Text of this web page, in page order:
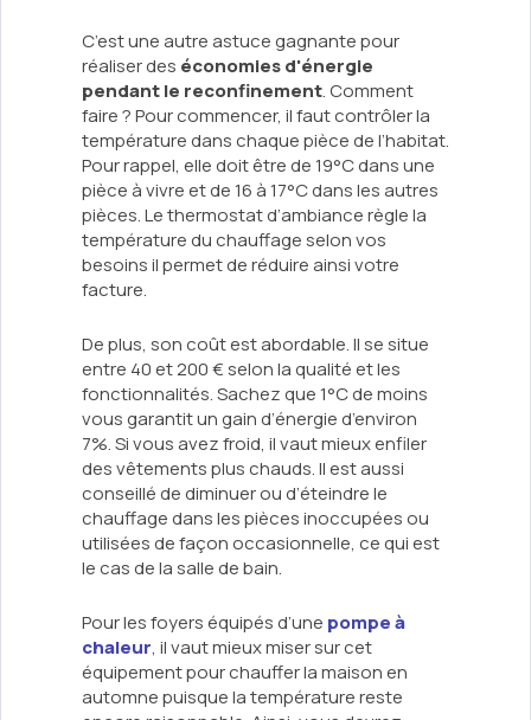
C’est une autre astuce gagnante pour
réaliser des économies d'énergie
pendant le reconfinement. Comment
faire ? Pour commencer, il faut contrôler la
température dans chaque pièce de l’habitat.
Pour rappel, elle doit être de 19°C dans une
pièce à vivre et de 16 à 17°C dans les autres
pièces. Le thermostat d’ambiance règle la
température du chauffage selon vos
besoins il permet de réduire ainsi votre
facture.
De plus, son coût est abordable. Il se situe
entre 40 et 200 € selon la qualité et les
fonctionnalités. Sachez que 1°C de moins
vous garantit un gain d’énergie d’environ
7%. Si vous avez froid, il vaut mieux enfiler
des vêtements plus chauds. Il est aussi
conseillé de diminuer ou d’éteindre le
chauffage dans les pièces inoccupées ou
utilisées de façon occasionnelle, ce qui est
le cas de la salle de bain.
Pour les foyers équipés d’une pompe à
chaleur, il vaut mieux miser sur cet
équipement pour chauffer la maison en
automne puisque la température reste